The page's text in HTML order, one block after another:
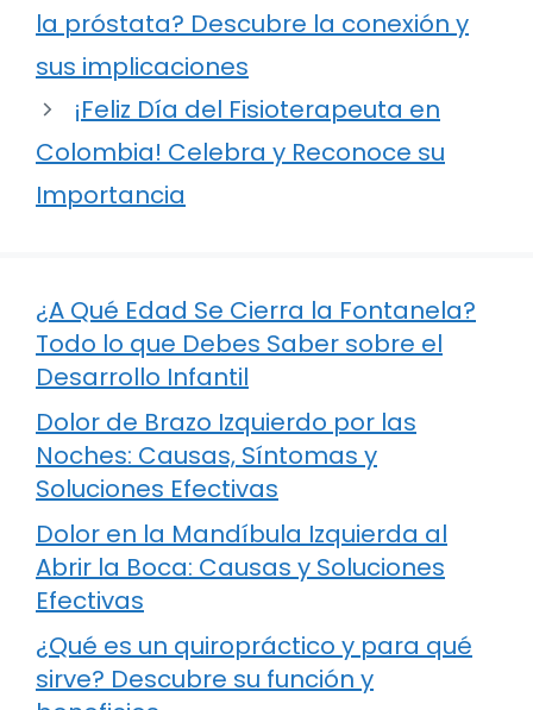
la próstata? Descubre la conexión y
sus implicaciones
¡Feliz Día del Fisioterapeuta en
Colombia! Celebra y Reconoce su
Importancia
¿A Qué Edad Se Cierra la Fontanela?
Todo lo que Debes Saber sobre el
Desarrollo Infantil
Dolor de Brazo Izquierdo por las
Noches: Causas, Síntomas y
Soluciones Efectivas
Dolor en la Mandíbula Izquierda al
Abrir la Boca: Causas y Soluciones
Efectivas
¿Qué es un quiropráctico y para qué
sirve? Descubre su función y